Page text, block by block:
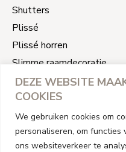
DEZE WEBSITE
COOKIES
We gebruiken cookies om
personaliseren, om functies
ons websiteverkeer te
Shutters
Plissé
Plissé horren
Slimme raamdecoratie
Jaloezieën reparatie
CONTACT INFORMATIE
Address